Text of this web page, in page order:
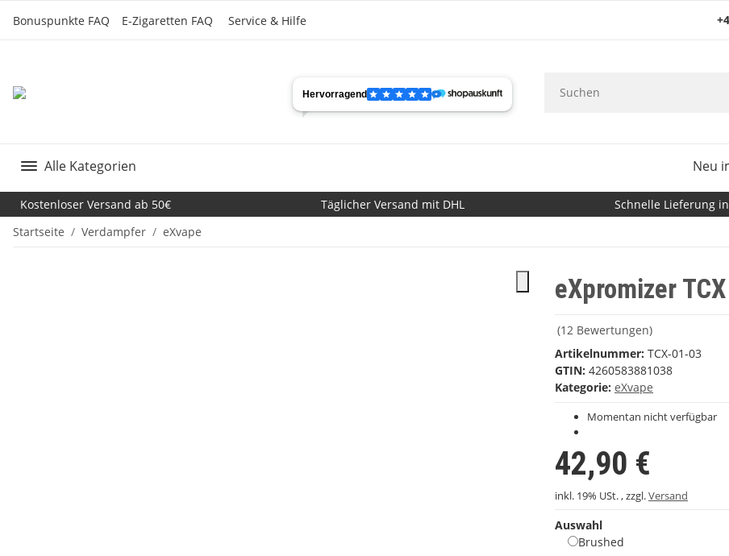
Bonuspunkte FAQ E-Zigaretten FAQ Service & Hilfe
Alle Kategorien Neu
Kostenloser Versand ab 50€ Täglicher Versand mit DHL Schnelle Lieferung
Startseite
Verdampfer eXvape
eXpromizer
(12 Bewertungen)
Artikelnummer: TCX-01-03
GTIN: 4260583881038
Kategorie: eXvape
Momentan nicht verfügbar
42,90 €
inkl. 19% USt. , zzgl.Versand
Auswahl
Brushed